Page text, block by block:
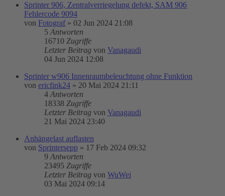
Sprinter 906, Zentralverriegelung defekt, SAM 906
Fehlercode 9094
von Fotograf » 02 Jun 2024 21:08
5 Antworten
16710 Zugriffe
Letzter Beitrag von Vanagaudi
04 Jun 2024 12:08
Sprinter w906 Innenraumbeleuchtung ohne Funktion
von ericfink24 » 20 Mai 2024 21:11
4 Antworten
18338 Zugriffe
Letzter Beitrag von Vanagaudi
21 Mai 2024 23:40
Anhängelast auflasten
von Sprintersepp » 17 Feb 2024 09:32
9 Antworten
23495 Zugriffe
Letzter Beitrag von WuWei
03 Mai 2024 09:14